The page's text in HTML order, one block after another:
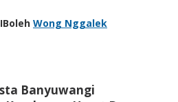
oleh Wong Nggalek
Banyuwangi